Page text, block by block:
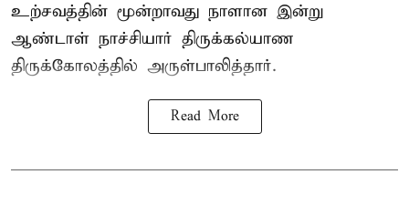
உற்சவத்தின் மூன்றாவது நாளான இன்று
ஆண்டாள் நாச்சியார் திருக்கல்யாண
திருக்கோலத்தில் அருள்பாலித்தார்.
Read More